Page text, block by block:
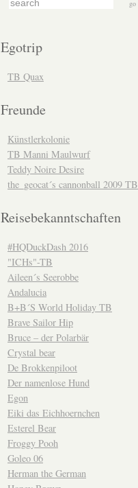
Egotrip
TB Quax
Freunde
Künstlerkolonie
TB Manni Maulwurf
Teddy Noire Desire
the_geocat´s cannonball 2009 TB
Reisebekanntschaften
#HQDuckDash 2016
"ICHs"-TB
Aileen´s Seerobbe
Andalucia
B+B´S World Holiday TB
Brave Sailor Hip
Bruce – der Polarbär
Crystal bear
De Brokkenpiloot
Der namenlose Hund
Egon
Eiki das Eichhoernchen
Esterel Bear
Froggy Pooh
Goleo 06
Herman the German